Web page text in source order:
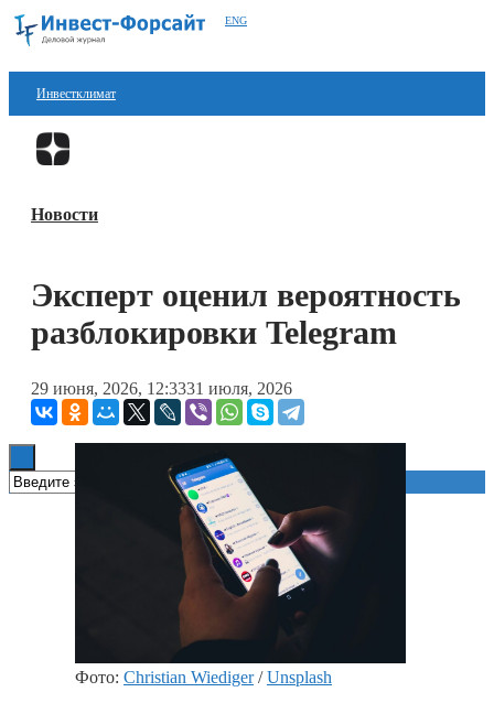
ENG
Инвестклимат
Финансы
Блокчейн
Книги
Новости
Эксперт оценил вероятность
разблокировки Telegram
29 июня, 2026, 12:3331 июля, 2026
Фото: Christian Wiediger/Unsplash